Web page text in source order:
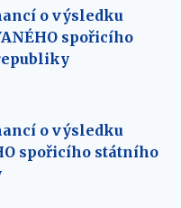
o výsledku
spořicího
o výsledku
spořicího státního